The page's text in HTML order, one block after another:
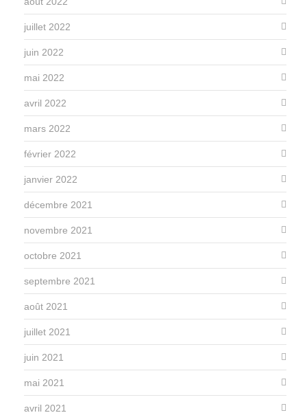
juillet 2022
juin 2022
mai 2022
avril 2022
mars 2022
février 2022
janvier 2022
décembre 2021
novembre 2021
octobre 2021
septembre 2021
août 2021
juillet 2021
juin 2021
mai 2021
avril 2021